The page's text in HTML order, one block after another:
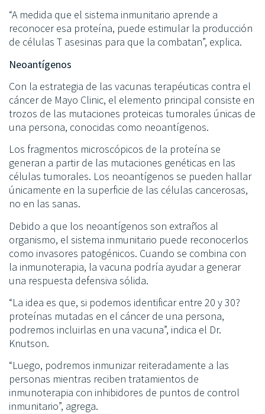
“A medida que el sistema inmunitario aprende a
reconocer esa proteína, puede estimular la producción
de células T asesinas para que la combatan”, explica.
Neoantígenos
Con la estrategia de las vacunas terapéuticas contra el
cáncer de Mayo Clinic, el elemento principal consiste en
trozos de las mutaciones proteicas tumorales únicas de
una persona, conocidas como neoantígenos.
Los fragmentos microscópicos de la proteína se
generan a partir de las mutaciones genéticas en las
células tumorales. Los neoantígenos se pueden hallar
únicamente en la superficie de las células cancerosas,
no en las sanas.
Debido a que los neoantígenos son extraños al
organismo, el sistema inmunitario puede reconocerlos
como invasores patogénicos. Cuando se combina con
la inmunoterapia, la vacuna podría ayudar a generar
una respuesta defensiva sólida.
“La idea es que, si podemos identificar entre 20 y 30?
proteínas mutadas en el cáncer de una persona,
podremos incluirlas en una vacuna”, indica el Dr.
Knutson.
“Luego, podremos inmunizar reiteradamente a las
personas mientras reciben tratamientos de
inmunoterapia con inhibidores de puntos de control
inmunitario”, agrega.